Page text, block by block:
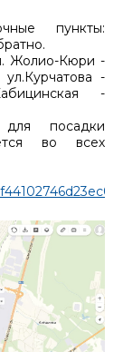
пункты:
Жолио-Кюри -
-
-
для посадки
во всех